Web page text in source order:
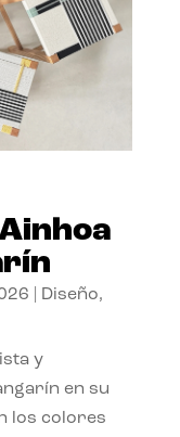
Diseño,
y
en su
los colores